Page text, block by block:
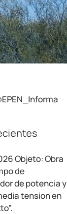
Objeto: Obra
de
de potencia y
tension en